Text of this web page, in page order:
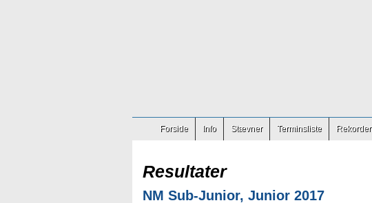
Forside Info Stævner Terminsliste Rekorder
Resultater
NM Sub-Junior, Junior 2017